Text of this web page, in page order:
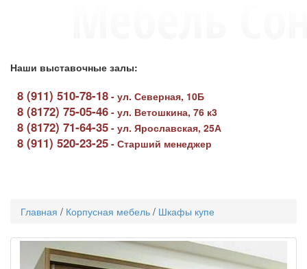
Наши выставочные залы:
8 (911) 510-78-18 - ул. Северная, 10Б
8 (8172) 75-05-46 - ул. Ветошкина, 76 к3
8 (8172) 71-64-35 - ул. Ярославская, 25А
8 (911) 520-23-25 - Старший менеджер
Главная / Корпусная мебель / Шкафы купе